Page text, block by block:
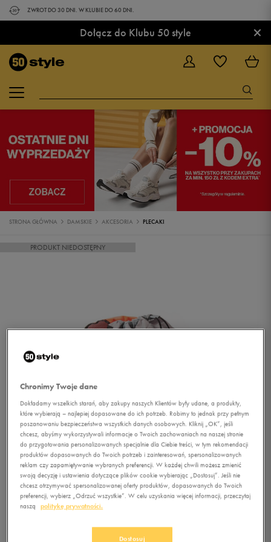
ZWROT DO 30 DNI. W KLUBIE DO 60 DNI.
Dołącz do Klubu 50 style ×
STRONA GŁÓWNA DAMSKIE AKCESORIA PLECAKI
PRODUKT NIEDOSTĘPNY
NIKE PLECAK NIKE AZEDA
Chronimy Twoje dane
Dokładamy wszelkich starań, aby zakupy naszych Klientów były udane, a produkty,
które wybierają – najlepiej dopasowane do ich potrzeb. Robimy to jednak przy pełnym
poszanowaniu bezpieczeństwa wszystkich danych osobowych. Kliknij „OK”, jeśli
chcesz, abyśmy wykorzystywali informacje o Twoich zachowaniach na naszej stronie
do przygotowania personalizowanych specjalnie dla Ciebie treści, w tym rekomendacji
produktów dopasowanych do Twoich potrzeb i zainteresowań, spersonalizowanych
reklam czy zapamiętywanie wybranych preferencji. W każdej chwili możesz zmienić
swoją decyzję i ustawienia dotyczące plików cookie wybierając „Dostosuj”. Jeśli nie
chcesz otrzymywać spersonalizowanej oferty produktów, dopasowanych do Twoich
preferencji, wybierz „Odrzuć wszystkie”. W celu uzyskania więcej informacji, przeczytaj
naszą
politykę prywatności.
Dostosuj